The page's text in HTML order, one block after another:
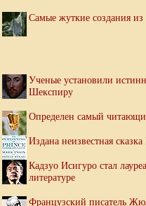
Самые жуткие создания из
Ученые установили
Шекспиру
Определен самый
Издана неизвестная
Кадзуо Исигуро стал
литературе
Французский писатель